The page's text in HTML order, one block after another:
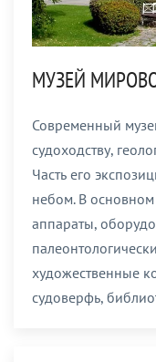
МУЗЕЙ
Современный
судоходству,
Часть его
небом. В
аппараты,
художественные
судоверфь,